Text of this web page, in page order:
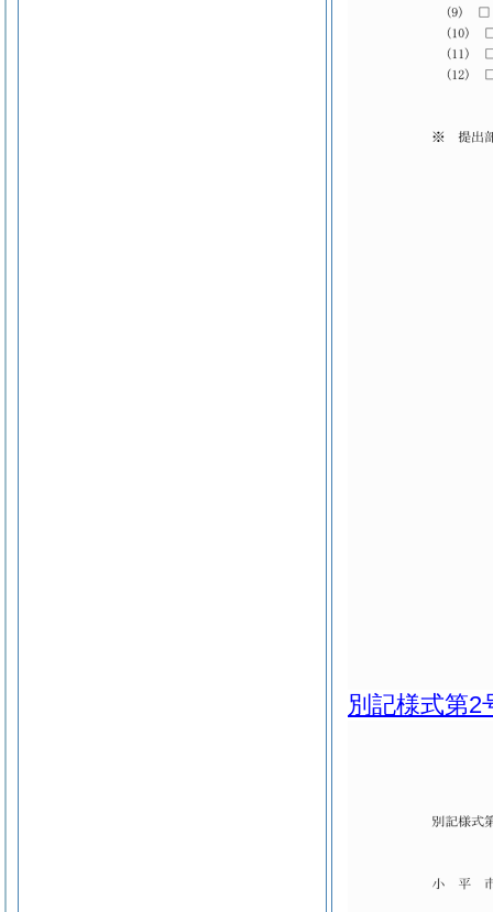
別記様式第2